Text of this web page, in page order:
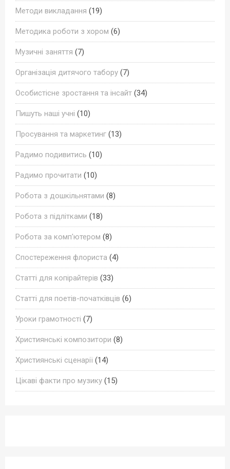
Методи викладання (19)
Методика роботи з хором (6)
Музичні заняття (7)
Організація дитячого табору (7)
Особистісне зростання та інсайт (34)
Пишуть наші учні (10)
Просування та маркетинг (13)
Радимо подивитись (10)
Радимо прочитати (10)
Робота з дошкільнятами (8)
Робота з підлітками (18)
Робота за комп'ютером (8)
Спостереження флориста (4)
Статті для копірайтерів (33)
Статті для поетів-початківців (6)
Уроки грамотності (7)
Християнські композитори (8)
Християнські сценарії (14)
Цікаві факти про музику (15)